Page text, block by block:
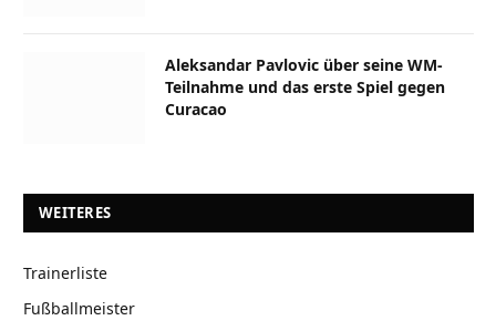
Aleksandar Pavlovic über seine WM-
Teilnahme und das erste Spiel gegen
Curacao
WEITERES
Trainerliste
Fußballmeister